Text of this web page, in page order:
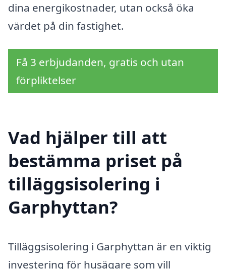
dina energikostnader, utan också öka
värdet på din fastighet.
Få 3 erbjudanden, gratis och utan
förpliktelser
Vad hjälper till att
bestämma priset på
tilläggsisolering i
Garphyttan?
Tilläggsisolering i Garphyttan är en viktig
investering för husägare som vill